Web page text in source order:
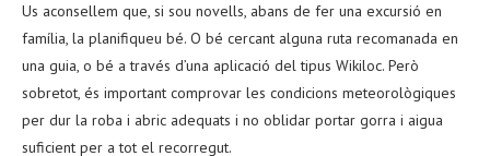
Us aconsellem que, si sou novells, abans de fer una excursió en
família, la planifiqueu bé. O bé cercant alguna ruta recomanada en
una guia, o bé a través d’una aplicació del tipus Wikiloc. Però
sobretot, és important comprovar les condicions meteorològiques
per dur la roba i abric adequats i no oblidar portar gorra i aigua
suficient per a tot el recorregut.